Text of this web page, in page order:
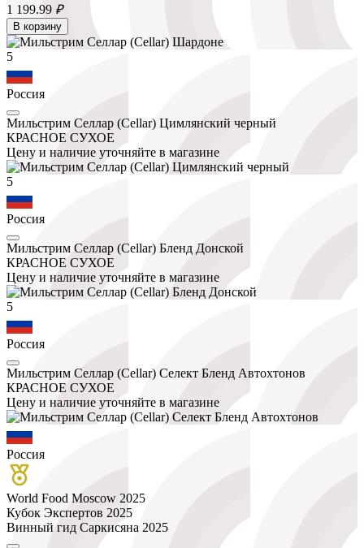
1 199.99 ₽
В корзину
5
Россия
Мильстрим Селлар (Cellar) Цимлянский черный
КРАСНОЕ СУХОЕ
Цену и наличие уточняйте в магазине
5
Россия
Мильстрим Селлар (Cellar) Бленд Донской
КРАСНОЕ СУХОЕ
Цену и наличие уточняйте в магазине
5
Россия
Мильстрим Селлар (Cellar) Селект Бленд Автохтонов
КРАСНОЕ СУХОЕ
Цену и наличие уточняйте в магазине
Россия
World Food Moscow 2025
Кубок Экспертов 2025
Винный гид Саркисяна 2025